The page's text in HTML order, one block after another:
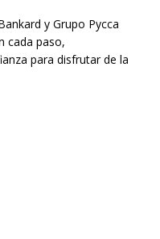
y Grupo Pycca
cada paso,
para disfrutar de la